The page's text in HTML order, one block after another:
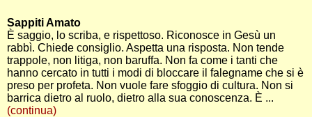
Sappiti Amato
È saggio, lo scriba, e rispettoso. Riconosce in Gesù un
rabbì. Chiede consiglio. Aspetta una risposta. Non tende
trappole, non litiga, non baruffa. Non fa come i tanti che
hanno cercato in tutti i modi di bloccare il falegname che si è
preso per profeta. Non vuole fare sfoggio di cultura. Non si
barrica dietro al ruolo, dietro alla sua conoscenza. È ...
(continua)